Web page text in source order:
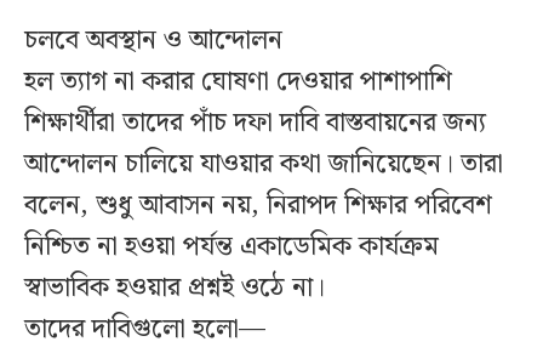
চলবে অবস্থান ও আন্দোলন
হল ত্যাগ না করার ঘোষণা দেওয়ার পাশাপাশি
শিক্ষার্থীরা তাদের পাঁচ দফা দাবি বাস্তবায়নের জন্য
আন্দোলন চালিয়ে যাওয়ার কথা জানিয়েছেন। তারা
বলেন, শুধু আবাসন নয়, নিরাপদ শিক্ষার পরিবেশ
নিশ্চিত না হওয়া পর্যন্ত একাডেমিক কার্যক্রম
স্বাভাবিক হওয়ার প্রশ্নই ওঠে না।
তাদের দাবিগুলো হলো—